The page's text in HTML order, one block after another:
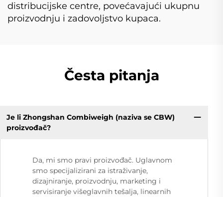
distribucijske centre, povećavajući ukupnu
proizvodnju i zadovoljstvo kupaca.
Česta pitanja
Je li Zhongshan Combiweigh (naziva se CBW)
proizvođač?
Da, mi smo pravi proizvođač. Uglavnom
smo specijalizirani za istraživanje,
dizajniranje, proizvodnju, marketing i
servisiranje višeglavnih tešalja, linearnih